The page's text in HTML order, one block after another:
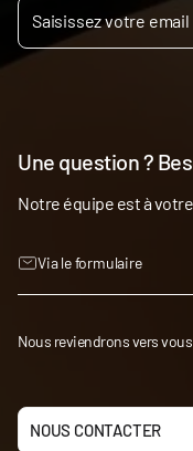
Une question ?
Notre équipe est à
Via le formulaire
Nous reviendrons vers
NOUS CONTACTER